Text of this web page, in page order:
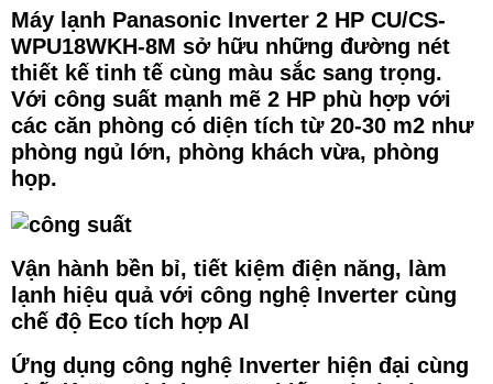
Tiện lợi hơn với tính năng điều khiển bằng điện thoại
Máy lạnh Panasonic Inverter 2 HP CU/CS-
WPU18WKH-8M sở hữu những đường nét
thiết kế tinh tế cùng màu sắc sang trọng.
Với công suất mạnh mẽ 2 HP phù hợp với
các căn phòng có diện tích từ 20-30 m2 như
phòng ngủ lớn, phòng khách vừa, phòng
họp.
Vận hành bền bỉ, tiết kiệm điện năng, làm
lạnh hiệu quả với công nghệ Inverter cùng
chế độ Eco tích hợp AI
Ứng dụng công nghệ Inverter hiện đại cùng